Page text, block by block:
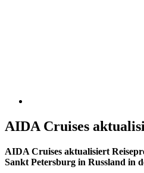
AIDA Cruises
AIDA Cruises aktualisiert
Sankt Petersburg in Russland in